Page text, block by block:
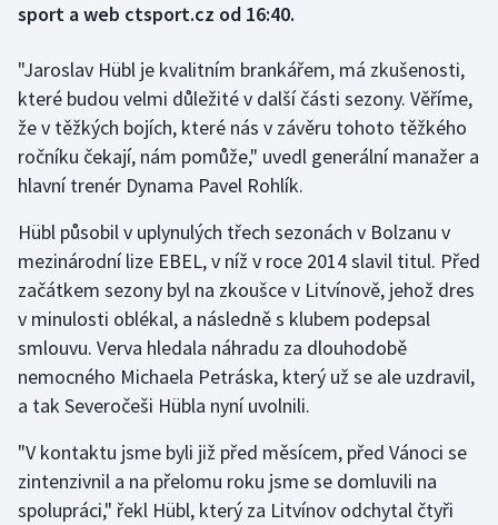
Dostihy
Florbal
Futsal
Golf
Gymnastika
Házená
Judo
Krasobruslení
Lezení
sport a web ctsport.cz od 16:40.
"Jaroslav Hübl je kvalitním brankářem, má zkušenosti,
které budou velmi důležité v další části sezony. Věříme,
že v těžkých bojích, které nás v závěru tohoto těžkého
ročníku čekají, nám pomůže," uvedl generální manažer a
hlavní trenér Dynama Pavel Rohlík.
Hübl působil v uplynulých třech sezonách v Bolzanu v
mezinárodní lize EBEL, v níž v roce 2014 slavil titul. Před
začátkem sezony byl na zkoušce v Litvínově, jehož dres
v minulosti oblékal, a následně s klubem podepsal
smlouvu. Verva hledala náhradu za dlouhodobě
nemocného Michaela Petráska, který už se ale uzdravil,
a tak Severočeši Hübla nyní uvolnili.
"V kontaktu jsme byli již před měsícem, před Vánoci se
zintenzivnil a na přelomu roku jsme se domluvili na
spolupráci," řekl Hübl, který za Litvínov odchytal čtyři